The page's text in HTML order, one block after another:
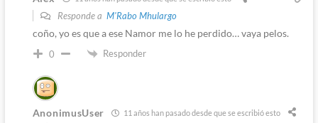
Responde a M'Rabo Mhulargo
coño, yo es que a ese Namor me lo he perdido… vaya pelos.
0 Responder
AnonimusUser 11 años han pasado desde que se escribió esto